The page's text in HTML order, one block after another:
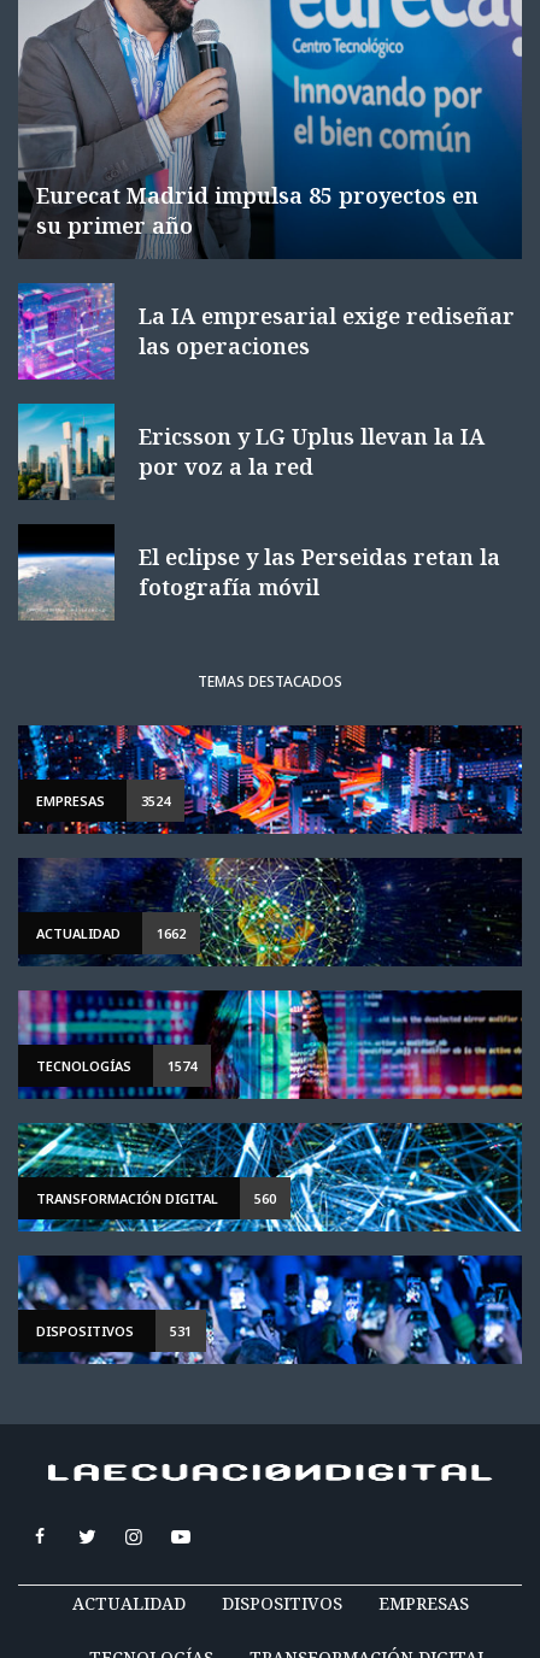
Eurecat Madrid impulsa 85 proyectos en
su primer año
La IA empresarial exige rediseñar
las operaciones
Ericsson y LG Uplus llevan la IA
por voz a la red
El eclipse y las Perseidas retan la
fotografía móvil
TEMAS DESTACADOS
EMPRESAS 3524
ACTUALIDAD 1662
TECNOLOGÍAS 1574
TRANSFORMACIÓN DIGITAL 560
DISPOSITIVOS 531
ACTUALIDAD DISPOSITIVOS EMPRESAS